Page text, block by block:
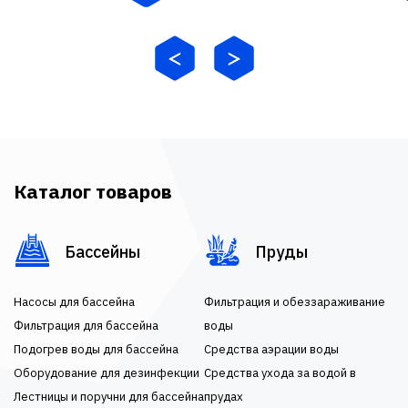
Каталог товаров
Бассейны
Насосы для бассейна
Фильтрация для бассейна
Подогрев воды для бассейна
Оборудование для дезинфекции
Лестницы и поручни для бассейна
Пруды
Фильтрация и обеззараживание
воды
Средства аэрации воды
Средства ухода за водой в
прудах